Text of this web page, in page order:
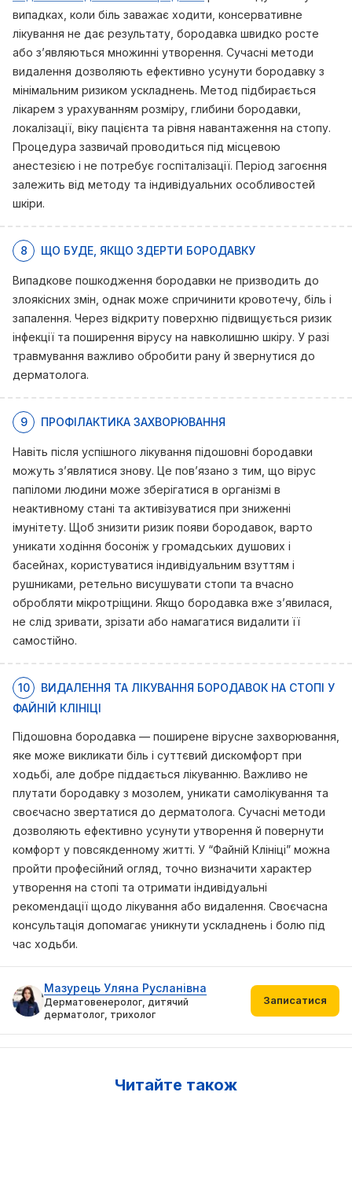
випадках, коли біль заважає ходити, консервативне
лікування не дає результату, бородавка швидко росте
або з’являються множинні утворення. Сучасні методи
видалення дозволяють ефективно усунути бородавку з
мінімальним ризиком ускладнень. Метод підбирається
лікарем з урахуванням розміру, глибини бородавки,
локалізації, віку пацієнта та рівня навантаження на стопу.
Процедура зазвичай проводиться під місцевою
анестезією і не потребує госпіталізації. Період загоєння
залежить від методу та індивідуальних особливостей
шкіри.
8 ЩО БУДЕ, ЯКЩО ЗДЕРТИ БОРОДАВКУ
Випадкове пошкодження бородавки не призводить до
злоякісних змін, однак може спричинити кровотечу, біль і
запалення. Через відкриту поверхню підвищується ризик
інфекції та поширення вірусу на навколишню шкіру. У разі
травмування важливо обробити рану й звернутися до
дерматолога.
9 ПРОФІЛАКТИКА ЗАХВОРЮВАННЯ
Навіть після успішного лікування підошовні бородавки
можуть з’являтися знову. Це пов’язано з тим, що вірус
папіломи людини може зберігатися в організмі в
неактивному стані та активізуватися при зниженні
імунітету. Щоб знизити ризик появи бородавок, варто
уникати ходіння босоніж у громадських душових і
басейнах, користуватися індивідуальним взуттям і
рушниками, ретельно висушувати стопи та вчасно
обробляти мікротріщини. Якщо бородавка вже з’явилася,
не слід зривати, зрізати або намагатися видалити її
самостійно.
10
ВИДАЛЕННЯ ТА ЛІКУВАННЯ БОРОДАВОК НА СТОПІ У
ФАЙНІЙ КЛІНІЦІ
Підошовна бородавка — поширене вірусне захворювання,
яке може викликати біль і суттєвий дискомфорт при
ходьбі, але добре піддається лікуванню. Важливо не
плутати бородавку з мозолем, уникати самолікування та
своєчасно звертатися до дерматолога. Сучасні методи
дозволяють ефективно усунути утворення й повернути
комфорт у повсякденному житті. У “Файній Клініці” можна
пройти професійний огляд, точно визначити характер
утворення на стопі та отримати індивідуальні
рекомендації щодо лікування або видалення. Своєчасна
консультація допомагає уникнути ускладнень і болю під
час ходьби.
Мазурець Уляна Русланівна
Дерматовенеролог, дитячий
дерматолог, трихолог
Записатися
Читайте також